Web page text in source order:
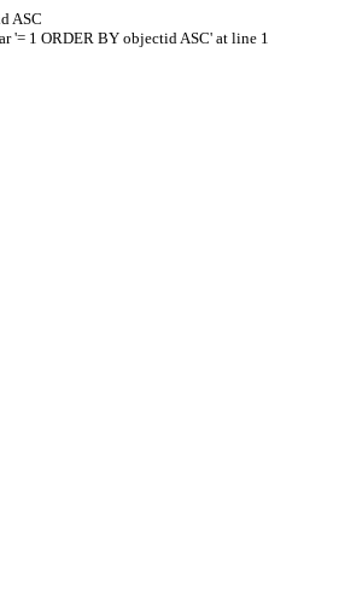
ASC
'= 1 ORDER BY objectid ASC' at line 1